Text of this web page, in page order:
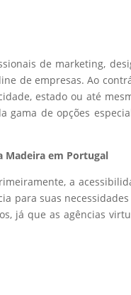
de marketing,
de empresas. Ao
estado ou até
gama de opções
Madeira em Portugal
a
para suas necessidades
já que as agências